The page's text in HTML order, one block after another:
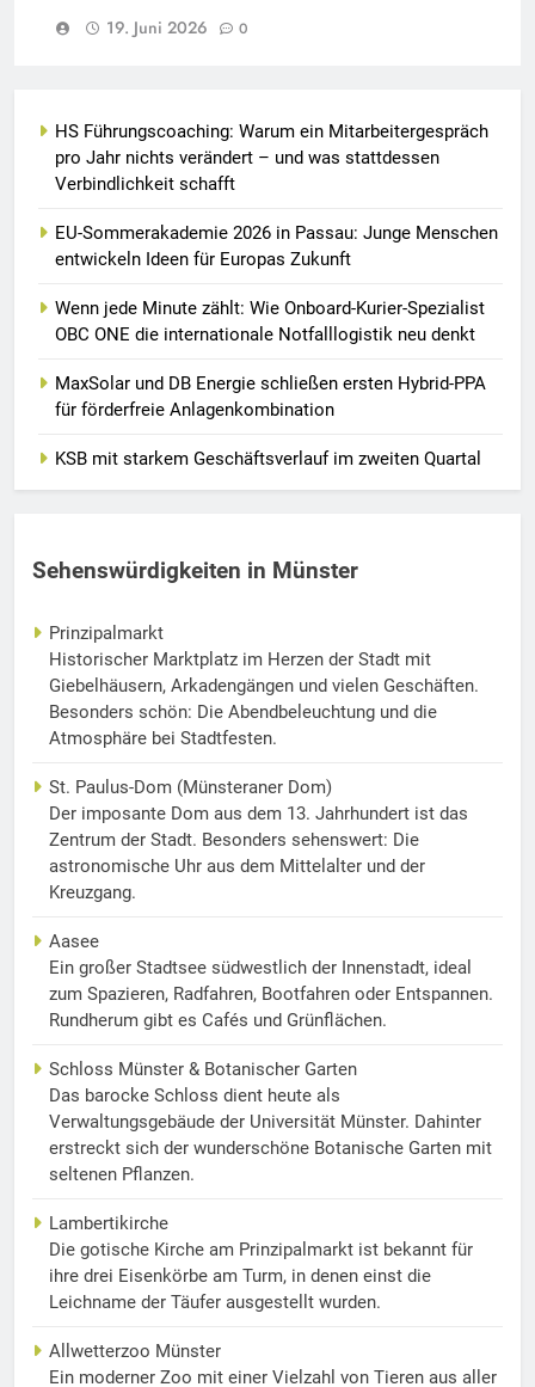
19. Juni 2026
0
HS Führungscoaching: Warum ein Mitarbeitergespräch
pro Jahr nichts verändert – und was stattdessen
Verbindlichkeit schafft
EU-Sommerakademie 2026 in Passau: Junge Menschen
entwickeln Ideen für Europas Zukunft
Wenn jede Minute zählt: Wie Onboard-Kurier-Spezialist
OBC ONE die internationale Notfalllogistik neu denkt
MaxSolar und DB Energie schließen ersten Hybrid-PPA
für förderfreie Anlagenkombination
KSB mit starkem Geschäftsverlauf im zweiten Quartal
Sehenswürdigkeiten in Münster
Prinzipalmarkt
Historischer Marktplatz im Herzen der Stadt mit
Giebelhäusern, Arkadengängen und vielen Geschäften.
Besonders schön: Die Abendbeleuchtung und die
Atmosphäre bei Stadtfesten.
St. Paulus-Dom (Münsteraner Dom)
Der imposante Dom aus dem 13. Jahrhundert ist das
Zentrum der Stadt. Besonders sehenswert: Die
astronomische Uhr aus dem Mittelalter und der
Kreuzgang.
Aasee
Ein großer Stadtsee südwestlich der Innenstadt, ideal
zum Spazieren, Radfahren, Bootfahren oder Entspannen.
Rundherum gibt es Cafés und Grünflächen.
Schloss Münster & Botanischer Garten
Das barocke Schloss dient heute als
Verwaltungsgebäude der Universität Münster. Dahinter
erstreckt sich der wunderschöne Botanische Garten mit
seltenen Pflanzen.
Lambertikirche
Die gotische Kirche am Prinzipalmarkt ist bekannt für
ihre drei Eisenkörbe am Turm, in denen einst die
Leichname der Täufer ausgestellt wurden.
Allwetterzoo Münster
Ein moderner Zoo mit einer Vielzahl von Tieren aus aller